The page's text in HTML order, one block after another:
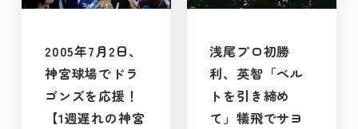
2005年7月2日、
神宮球場でドラ
ゴンズを応援！
【1週遅れの神宮
浅尾プロ初勝
利、英智「ベル
トを引き締め
て」犠飛でサヨ